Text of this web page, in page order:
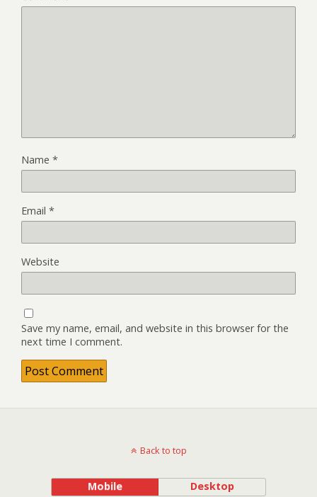
Name *
Email *
Website
Save my name, email, and website in this browser for the
next time I comment.
Back to top
Mobile Desktop